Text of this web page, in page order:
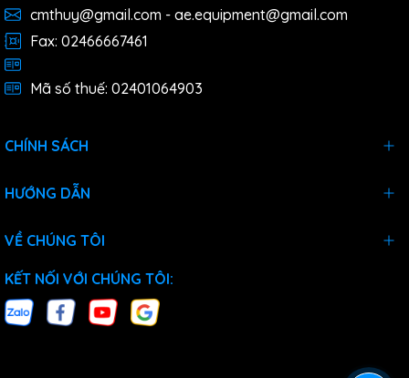
cmthuy@gmail.com - ae.equipment@gmail.com
Fax: 02466667461
Mã số thuế: 02401064903
CHÍNH SÁCH
HƯỚNG DẪN
VỀ CHÚNG TÔI
KẾT NỐI VỚI CHÚNG TÔI: